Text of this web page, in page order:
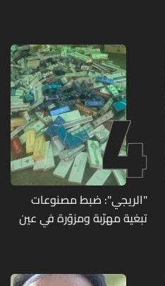
4
"الريجي": ضبط مصنوعات
تبغية مهرّبة ومزوّرة في عين